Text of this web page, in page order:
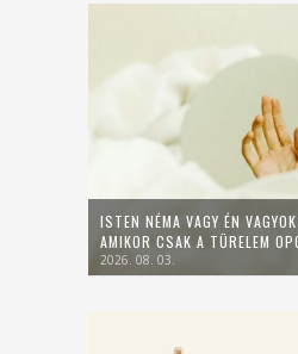
ISTEN NÉMA VAGY ÉN
AMIKOR CSAK A TÜRELEM
2026. 08. 03.